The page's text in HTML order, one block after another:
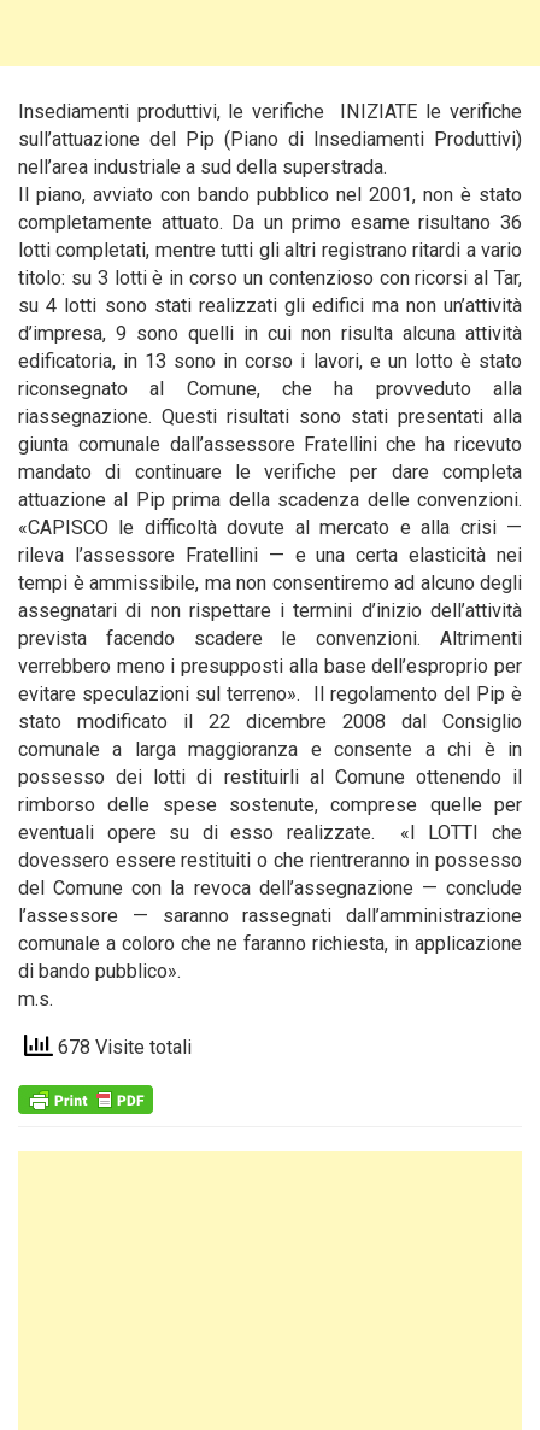
Insediamenti produttivi, le verifiche INIZIATE le verifiche
sull’attuazione del Pip (Piano di Insediamenti Produttivi)
nell’area industriale a sud della superstrada.
Il piano, avviato con bando pubblico nel 2001, non è stato
completamente attuato. Da un primo esame risultano 36
lotti completati, mentre tutti gli altri registrano ritardi a vario
titolo: su 3 lotti è in corso un contenzioso con ricorsi al Tar,
su 4 lotti sono stati realizzati gli edifici ma non un’attività
d’impresa, 9 sono quelli in cui non risulta alcuna attività
edificatoria, in 13 sono in corso i lavori, e un lotto è stato
riconsegnato al Comune, che ha provveduto alla
riassegnazione. Questi risultati sono stati presentati alla
giunta comunale dall’assessore Fratellini che ha ricevuto
mandato di continuare le verifiche per dare completa
attuazione al Pip prima della scadenza delle convenzioni.
«CAPISCO le difficoltà dovute al mercato e alla crisi —
rileva l’assessore Fratellini — e una certa elasticità nei
tempi è ammissibile, ma non consentiremo ad alcuno degli
assegnatari di non rispettare i termini d’inizio dell’attività
prevista facendo scadere le convenzioni. Altrimenti
verrebbero meno i presupposti alla base dell’esproprio per
evitare speculazioni sul terreno». Il regolamento del Pip è
stato modificato il 22 dicembre 2008 dal Consiglio
comunale a larga maggioranza e consente a chi è in
possesso dei lotti di restituirli al Comune ottenendo il
rimborso delle spese sostenute, comprese quelle per
eventuali opere su di esso realizzate. «I LOTTI che
dovessero essere restituiti o che rientreranno in possesso
del Comune con la revoca dell’assegnazione — conclude
l’assessore — saranno rassegnati dall’amministrazione
comunale a coloro che ne faranno richiesta, in applicazione
di bando pubblico».
m.s.
678 Visite totali